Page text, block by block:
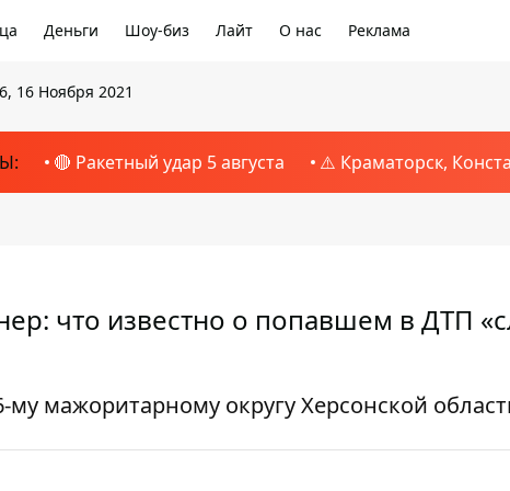
Деньги Шоу-биз Лайт О нас Реклама
16 Ноября 2021
🔴 Ракетный удар 5 августа ⚠️ Краматорск,
что известно о попавшем в ДТП
мажоритарному округу Херсонской